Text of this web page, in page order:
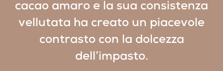
cacao amaro e la sua consistenza
vellutata ha creato un piacevole
contrasto con la dolcezza
dell’impasto.